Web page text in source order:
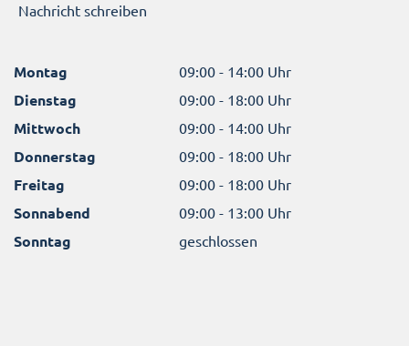
Nachricht schreiben
Montag 09:00 - 14:00 Uhr
Dienstag 09:00 - 18:00 Uhr
Mittwoch 09:00 - 14:00 Uhr
Donnerstag 09:00 - 18:00 Uhr
Freitag 09:00 - 18:00 Uhr
Sonnabend 09:00 - 13:00 Uhr
Sonntag geschlossen